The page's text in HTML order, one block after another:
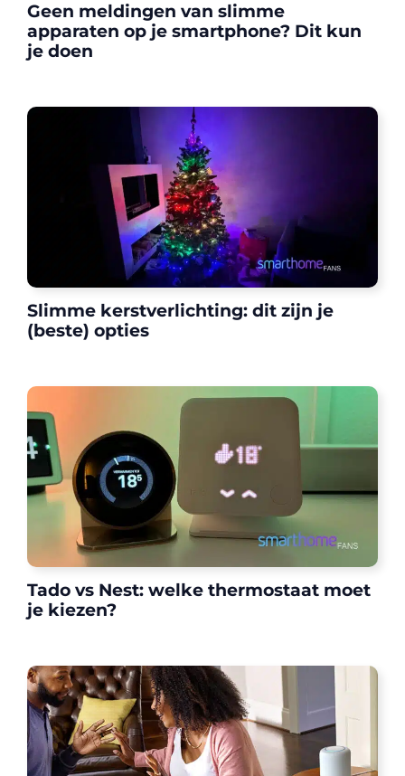
Geen meldingen van slimme
apparaten op je smartphone? Dit kun
je doen
Slimme kerstverlichting: dit zijn je
(beste) opties
Tado vs Nest: welke thermostaat moet
je kiezen?